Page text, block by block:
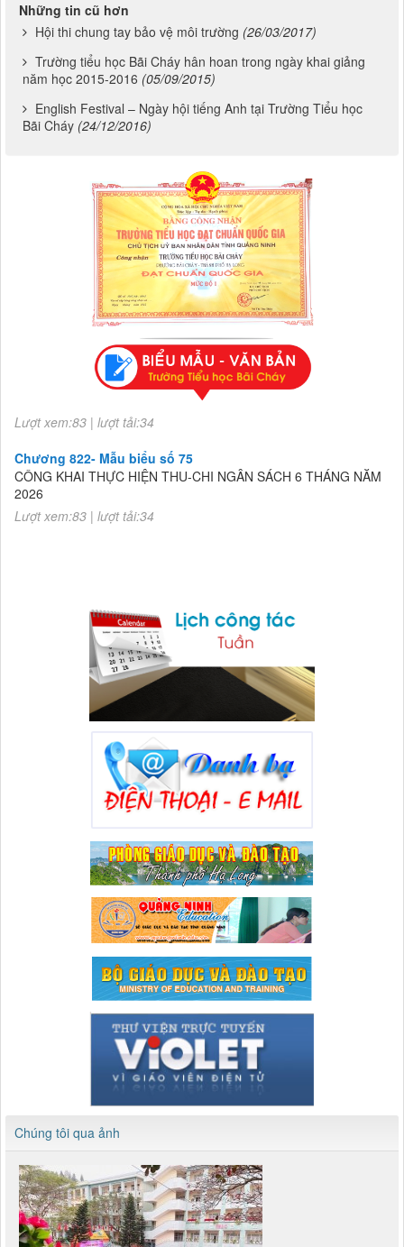
Những tin cũ hơn
Hội thi chung tay bảo vệ môi trường (26/03/2017)
Trường tiểu học Bãi Cháy hân hoan trong ngày khai giảng
năm học 2015-2016 (05/09/2015)
English Festival – Ngày hội tiếng Anh tại Trường Tiểu học
Bãi Cháy (24/12/2016)
Chương 822- Mẫu biểu số 75
CÔNG KHAI THỰC HIỆN THU-CHI NGÂN SÁCH 6 THÁNG NĂM
CÔNG KHAI THỰC HIỆN THU-CHI NGÂN SÁCH 6 THÁNG NĂM
2026
Lượt xem:83 | lượt tải:34
Chúng tôi qua ảnh